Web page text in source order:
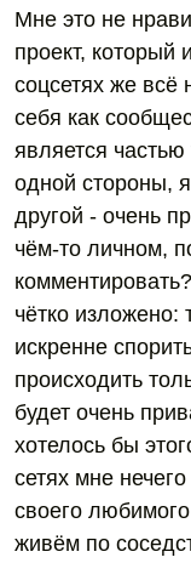
Мне это не
проект, который
соцсетях же всё
себя как
является
одной стороны,
другой - очень
чём-то личном,
чётко изложено:
искренне
происходить
будет очень
хотелось бы
сетях мне
своего
живём по